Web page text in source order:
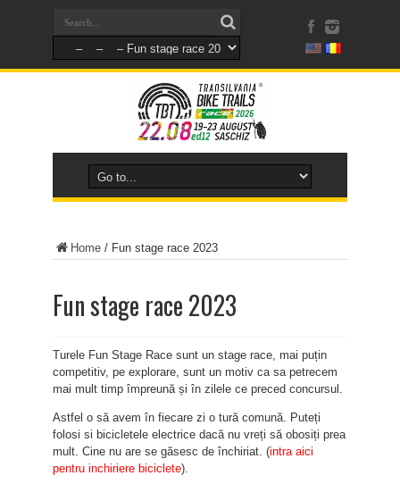
Home / Fun stage race 2023
Fun stage race 2023
Turele Fun Stage Race sunt un stage race, mai puțin
competitiv, pe explorare, sunt un motiv ca sa petrecem
mai mult timp împreună și în zilele ce preced concursul.
Astfel o să avem în fiecare zi o tură comună. Puteți
folosi si bicicletele electrice dacă nu vreți să obosiți prea
mult. Cine nu are se găsesc de închiriat. (intra aici
pentru inchiriere biciclete).